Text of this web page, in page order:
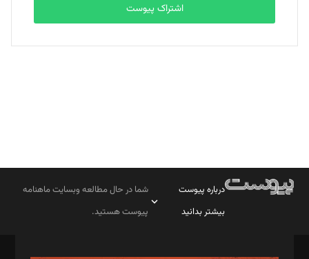
بابک نقاش
تحریریه
اشتراک پیوست
درباره پیوست
بیشتر بدانید
شما در حال مطالعه وبسایت ماهنامه
پیوست هستید.